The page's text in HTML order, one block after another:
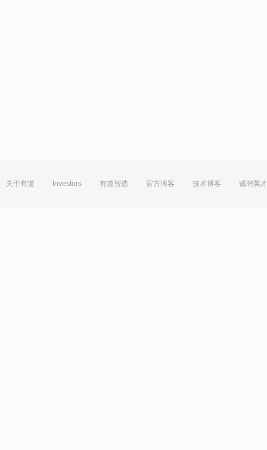
关于有道 Investors 有道智选 官方博客 技术博客 诚聘英才